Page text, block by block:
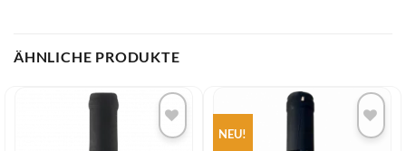
ÄHNLICHE PRODUKTE
NEU!